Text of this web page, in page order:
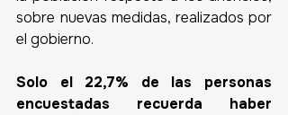
sobre nuevas medidas, realizados por
el gobierno.
Solo el 22,7% de las personas
encuestadas recuerda haber